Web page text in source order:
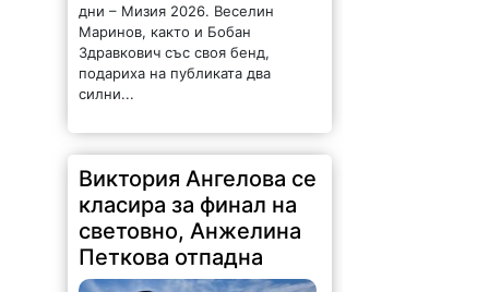
Виктория Ангелова се
класира за финал на
световно, Анжелина
Петкова отпадна